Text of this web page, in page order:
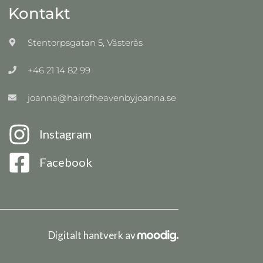
Kontakt
Stentorpsgatan 5, Västerås
+46 21 14 82 99
joanna@hairofheavenbyjoanna.se
Instagram
Facebook
Digitalt hantverk av